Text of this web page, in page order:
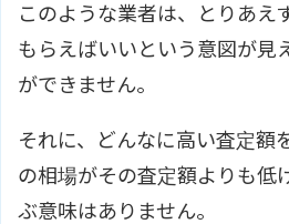
このような業者は、とりあえ
もらえばいいという意図が見
ができません。
それに、どんなに高い査定額
の相場がその査定額よりも低
ぶ意味はありません。